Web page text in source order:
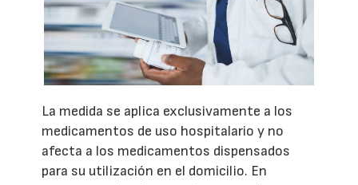
La medida se aplica exclusivamente a los
medicamentos de uso hospitalario y no
afecta a los medicamentos dispensados
para su utilización en el domicilio. En